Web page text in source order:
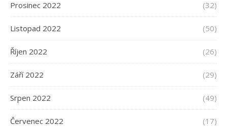
Prosinec 2022 (32)
Listopad 2022 (50)
Říjen 2022 (26)
Září 2022 (29)
Srpen 2022 (49)
Červenec 2022 (17)